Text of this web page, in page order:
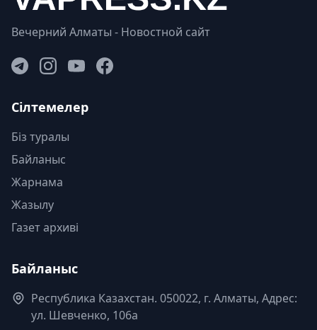
Вечерний Алматы - Новостной сайт
Сілтемелер
Біз туралы
Байланыс
Жарнама
Жазылу
Газет архиві
Байланыс
Республика Казахстан. 050022, г. Алматы, Адрес:
ул. Шевченко, 106а